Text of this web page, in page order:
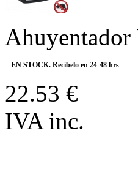
Ahuyentador
EN STOCK. Recíbelo en 24-48 hrs
22.53 €
IVA inc.